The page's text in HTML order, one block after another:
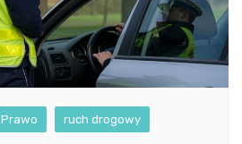
Prawo ruch drogowy